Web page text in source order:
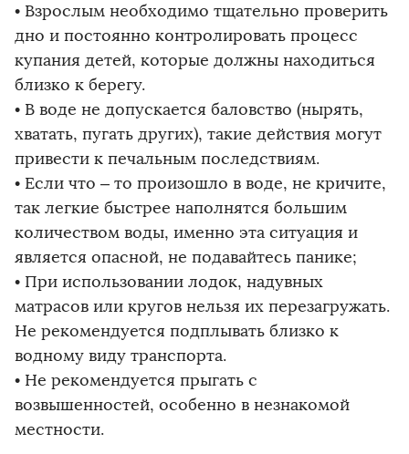
• Взрослым необходимо тщательно проверить
дно и постоянно контролировать процесс
купания детей, которые должны находиться
близко к берегу.
• В воде не допускается баловство (нырять,
хватать, пугать других), такие действия могут
привести к печальным последствиям.
• Если что – то произошло в воде, не кричите,
так легкие быстрее наполнятся большим
количеством воды, именно эта ситуация и
является опасной, не подавайтесь панике;
• При использовании лодок, надувных
матрасов или кругов нельзя их перезагружать.
Не рекомендуется подплывать близко к
водному виду транспорта.
• Не рекомендуется прыгать с
возвышенностей, особенно в незнакомой
местности.